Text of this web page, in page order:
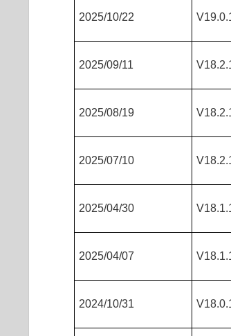
2025/10/22
2025/09/11
2025/08/19
2025/07/10
2025/04/30
2025/04/07
2024/10/31